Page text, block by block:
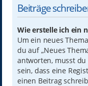
Beiträge
Wie erstelle ich ein
Um ein neues
du auf „Neues
antworten, musst du
sein, dass eine
einen Beitrag